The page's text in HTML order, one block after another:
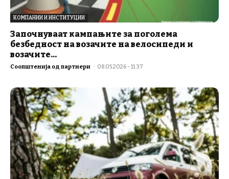
КОМПАНИИ И ИНСТИТУЦИИ
Започнуваат кампањите за поголема
безбедност на возачите на велосипеди и
возачите...
Соопштенија од партнери - 08.05.2026 - 11:37